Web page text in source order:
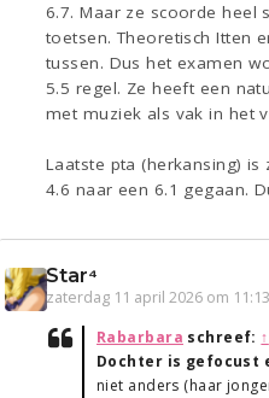
6.7. Maar ze scoorde heel
toetsen. Theoretisch Itten
tussen. Dus het examen
5.5 regel. Ze heeft een
met muziek als vak in het
Laatste pta (herkansing)
4.6 naar een 6.1 gegaan.
Star⁴
zaterdag 11 april 2026 om 11:13
Rabarbara schreef: ↑
Dochter is gefocust
niet anders (haar